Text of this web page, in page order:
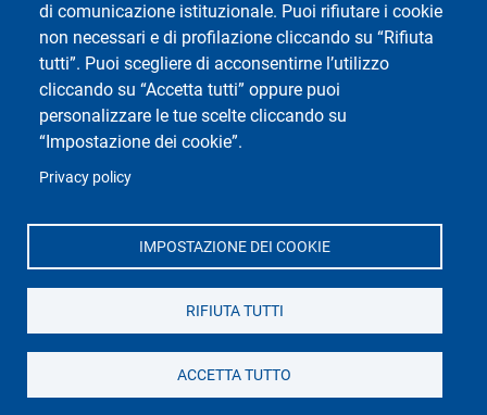
di comunicazione istituzionale. Puoi rifiutare i cookie
non necessari e di profilazione cliccando su “Rifiuta
tutti”. Puoi scegliere di acconsentirne l’utilizzo
cliccando su “Accetta tutti” oppure puoi
personalizzare le tue scelte cliccando su
“Impostazione dei cookie”.
Privacy policy
IMPOSTAZIONE DEI COOKIE
RIFIUTA TUTTI
ACCETTA TUTTO
Università di Pavia
Dipartimento di Biologia e Biotecnologie "L.
Via Adolfo Ferrata, 9, 27100 Pavia PV
Social di Ateneo